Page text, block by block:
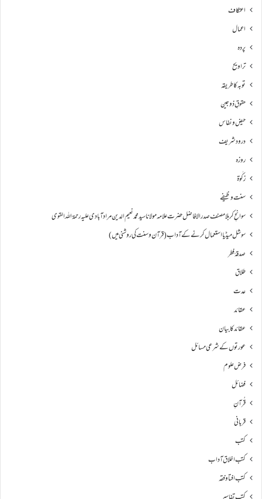
اعتکاف
اعمال
پردہ
تراویح
توبہ کا طریقہ
حقوقِ ذوجین
حیض و نفاس
درود شریف
روزہ
زکٰوۃ
سنت وظیفے
سوانحِ كربلا مصنف صدر الافاضل حضرت علامہ مولانا سید محمد نعیم الدین مراد آبادی علیہ رحمۃ اللہ القوی
سوشل میڈیا استعمال کرنے کے آداب (قرآن و سنت کی روشنی میں)
صدقۂ فطر
طلاق
عدت
عقائد
عقائد کا بیان
عورتوں کے شرعی مسائل
فرض علوم
فضائل
قُرآنِ
قربانی
کتب
کتب اخلاق آداب
کتب افتا و فقہ